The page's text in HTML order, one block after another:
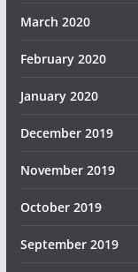
March 2020
February 2020
January 2020
December 2019
November 2019
October 2019
September 2019